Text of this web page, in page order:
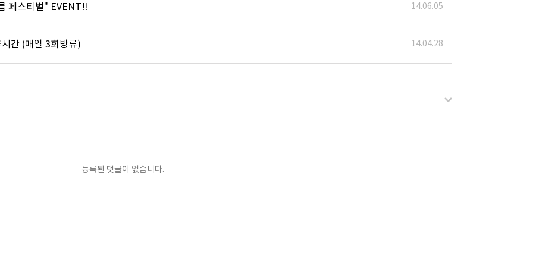
페스티벌" EVENT!! 14.06.05
간 (매일 3회방류) 14.04.28
등록된 댓글이 없습니다.